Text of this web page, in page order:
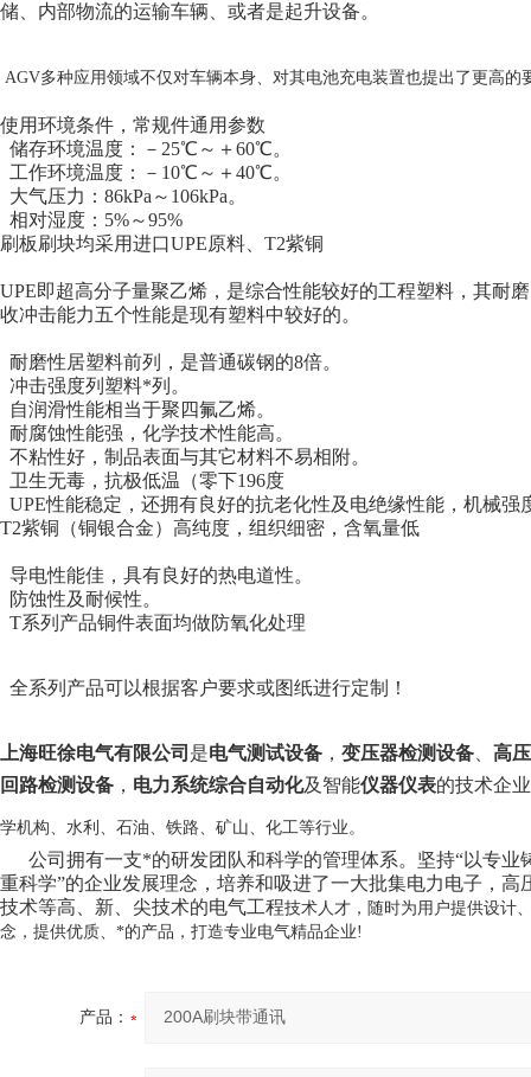
储、内部物流的运输车辆、或者是起升设备。
AGV多种应用领域不仅对车辆本身、对其电池充电装置也提出了更高的
使用环境条件，常规件通用参数
储存环境温度：－25℃～＋60℃。
工作环境温度：－10℃～＋40℃。
大气压力：86kPa～106kPa。
相对湿度：5%～95%
刷板刷块均采用进口UPE原料、T2紫铜
UPE即超高分子量聚乙烯，是综合性能较好的工程塑料，其耐
收冲击能力五个性能是现有塑料中较好的。
耐磨性居塑料前列，是普通碳钢的8倍。
冲击强度列塑料*列。
自润滑性能相当于聚四氟乙烯。
耐腐蚀性能强，化学技术性能高。
不粘性好，制品表面与其它材料不易相附。
卫生无毒，抗极低温（零下196度
UPE性能稳定，还拥有良好的抗老化性及电绝缘性能，机械强
T2紫铜（铜银合金）高纯度，组织细密，含氧量低
导电性能佳，具有良好的热电道性。
防蚀性及耐候性。
T系列产品铜件表面均做防氧化处理
全系列产品可以根据客户要求或图纸进行定制！
上海旺徐电气有限公司 是电气测试设备 ， 变压器检测设备
高
回路检测设备 ， 电力系统综合自动化及智能仪器仪表的技术企业
学机构、水利、石油、铁路、矿山、化工等行业。
公司拥有一支*的研发团队和科学的管理体系。坚持“以专业
重科学”的企业发展理念，培养和吸进了一大批集电力电子，
技术等高、新、尖技术的电气工程技术人才，随时为用户提供设计
念，提供优质、*的产品，打造专业电气精品企业!
产品：